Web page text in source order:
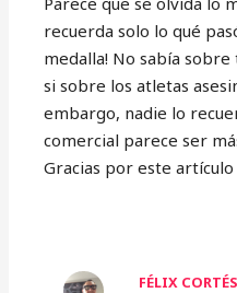
recuerda solo lo qué
medalla! No sabía
si sobre los atletas
embargo, nadie lo
comercial parece ser
Gracias por este artículo
FÉLIX CORTÉS